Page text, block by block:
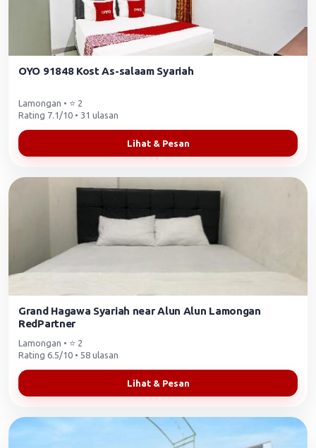
OYO 91848 Kost As-salaam Syariah
Lamongan • ⭐ 2
Rating 7.1/10 • 31 ulasan
Lihat & Pesan
Grand Hagawa Syariah near Alun Alun Lamongan
RedPartner
Lamongan • ⭐ 2
Rating 6.5/10 • 58 ulasan
Lihat & Pesan